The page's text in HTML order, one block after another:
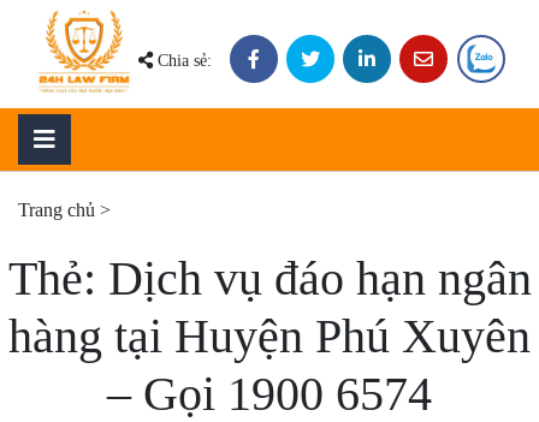
content
Chia sẻ:
Trang chủ >
Thẻ: Dịch vụ đáo hạn ngân
hàng tại Huyện Phú Xuyên
– Gọi 1900 6574